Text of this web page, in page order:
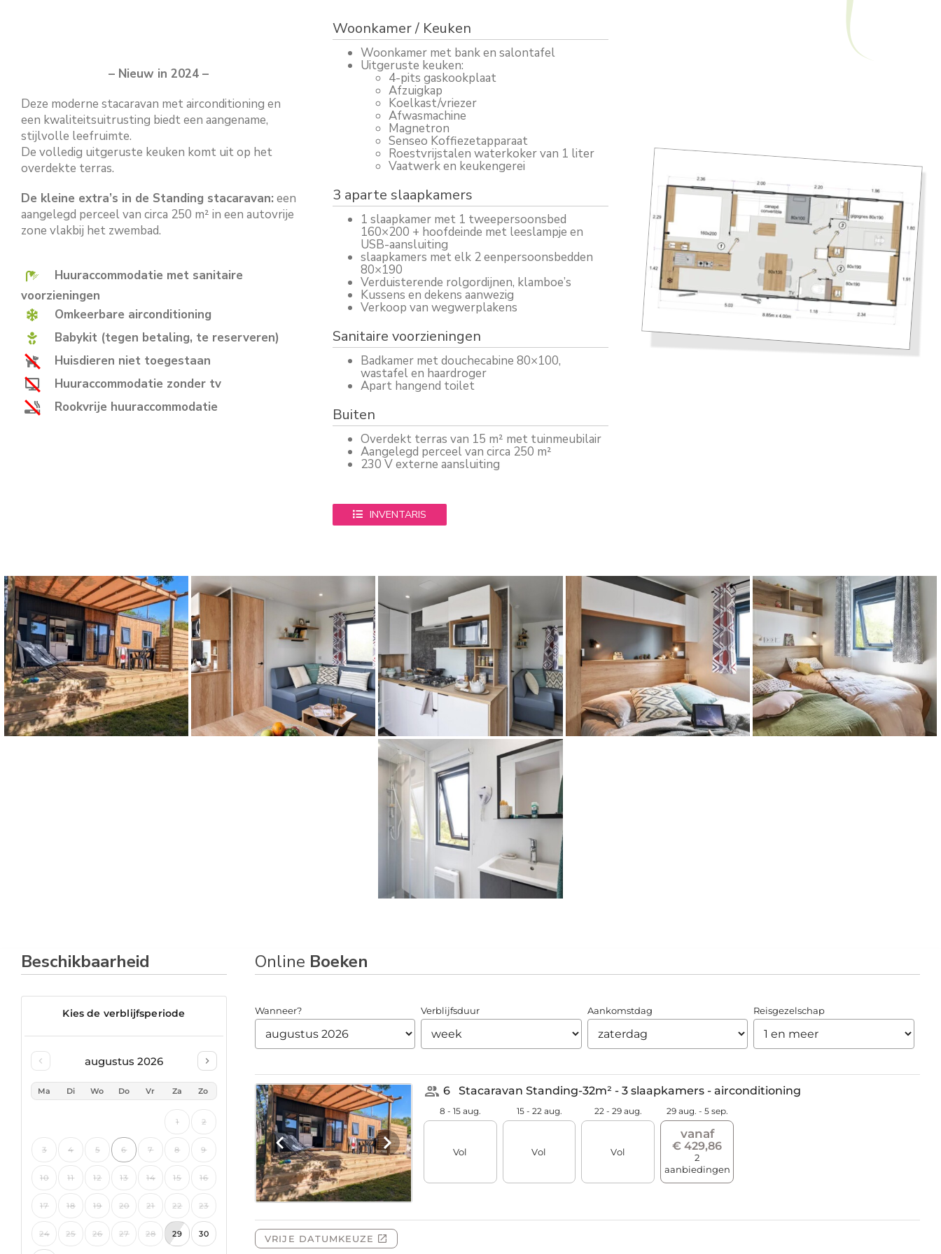
– Nieuw in 2024 –
Deze moderne stacaravan met airconditioning en
een kwaliteitsuitrusting biedt een aangename,
stijlvolle leefruimte.
De volledig uitgeruste keuken komt uit op het
overdekte terras.
De kleine extra’s in de Standing stacaravan: een
aangelegd perceel van circa 250 m² in een autovrije
zone vlakbij het zwembad.
Huuraccommodatie met sanitaire
voorzieningen
Omkeerbare airconditioning
Babykit (tegen betaling, te reserveren)
Huisdieren niet toegestaan
Huuraccommodatie zonder tv
Rookvrije huuraccommodatie
Woonkamer / Keuken
Woonkamer met bank en salontafel
Uitgeruste keuken:
4-pits gaskookplaat
Afzuigkap
Koelkast/vriezer
Afwasmachine
Magnetron
Senseo Koffiezetapparaat
Roestvrijstalen waterkoker van 1 liter
Vaatwerk en keukengerei
3 aparte slaapkamers
1 slaapkamer met 1 tweepersoonsbed
160×200 + hoofdeinde met leeslampje en
USB-aansluiting
slaapkamers met elk 2 eenpersoonsbedden
80×190
Verduisterende rolgordijnen, klamboe’s
Kussens en dekens aanwezig
Verkoop van wegwerplakens
Sanitaire voorzieningen
Badkamer met douchecabine 80×100,
wastafel en haardroger
Apart hangend toilet
Buiten
Overdekt terras van 15 m² met tuinmeubilair
Aangelegd perceel van circa 250 m²
230 V externe aansluiting
INVENTARIS
Beschikbaarheid Online Boeken